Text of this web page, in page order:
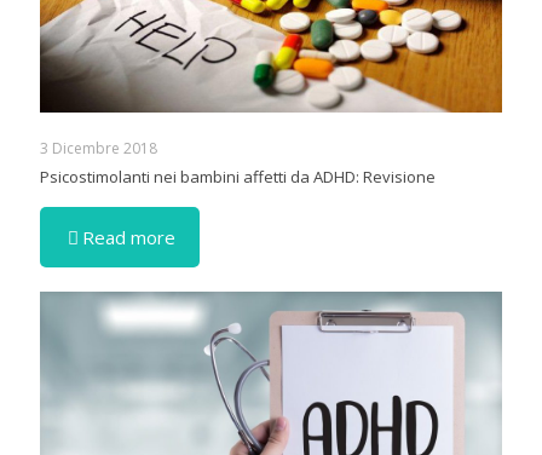
3 Dicembre 2018
Psicostimolanti nei bambini affetti da ADHD: Revisione
Read more